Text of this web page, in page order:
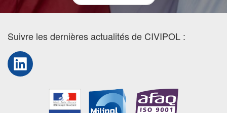
Suivre les dernières actualités de CIVIPOL :
LinkedIn